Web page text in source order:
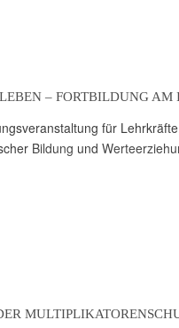
– FORTBILDUNG AM
für
Bildung und